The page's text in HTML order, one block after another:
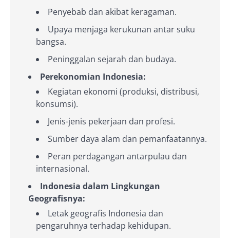
Penyebab dan akibat keragaman.
Upaya menjaga kerukunan antar suku
bangsa.
Peninggalan sejarah dan budaya.
Perekonomian Indonesia:
Kegiatan ekonomi (produksi, distribusi,
konsumsi).
Jenis-jenis pekerjaan dan profesi.
Sumber daya alam dan pemanfaatannya.
Peran perdagangan antarpulau dan
internasional.
Indonesia dalam Lingkungan
Geografisnya:
Letak geografis Indonesia dan
pengaruhnya terhadap kehidupan.